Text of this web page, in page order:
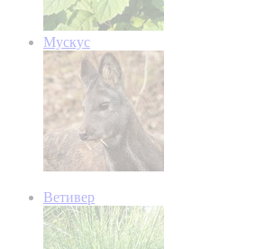
Мускус
Ветивер